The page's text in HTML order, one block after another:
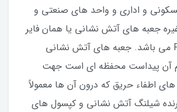
و اداری و واحد های صنعتی و
غیره جعبه های آتش نشانی یا همان فایر
باکس FIRE BOX می باشد. جعبه های آتش نشانی
آن پیداست محفظه ای است جهت
اطفاء حریق که درون آن ها معمولاً
شیلنگ آتش نشانی و کپسول های